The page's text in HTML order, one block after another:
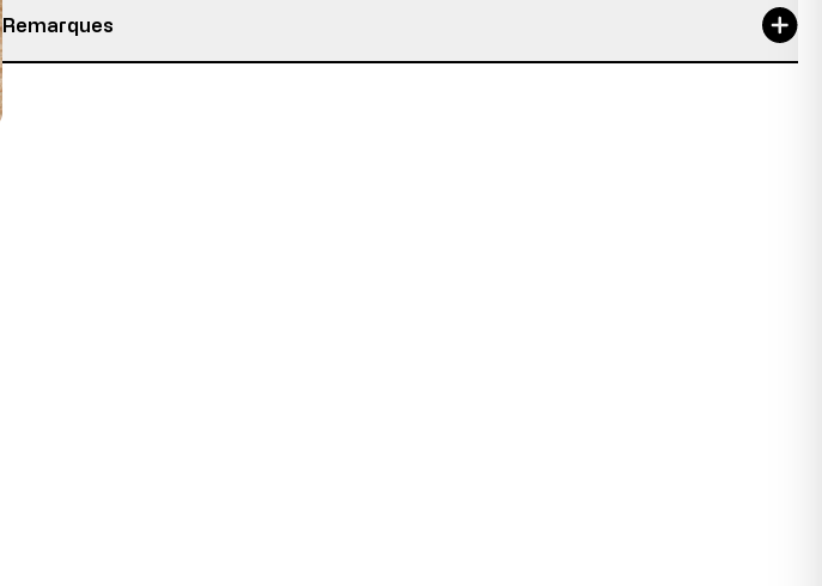
Personne responsable:
Topstar GmbH
Augsburger Str. 29
86863 Langenneufnach
Remarques
Détails sur l’état de l’article
Produit neuf avec pièces en fin de série